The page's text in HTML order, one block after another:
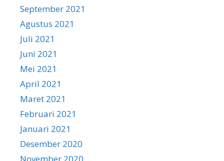
September 2021
Agustus 2021
Juli 2021
Juni 2021
Mei 2021
April 2021
Maret 2021
Februari 2021
Januari 2021
Desember 2020